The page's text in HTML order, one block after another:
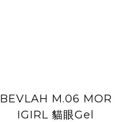
BEVLAH M.06 MOR
IGIRL 貓眼Gel